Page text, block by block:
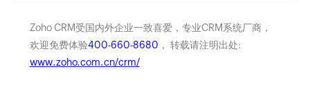
Zoho CRM受国内外企业一致喜爱，专业CRM系统厂商，
欢迎免费体验400-660-8680 ， 转载请注明出处:
www.zoho.com.cn/crm/